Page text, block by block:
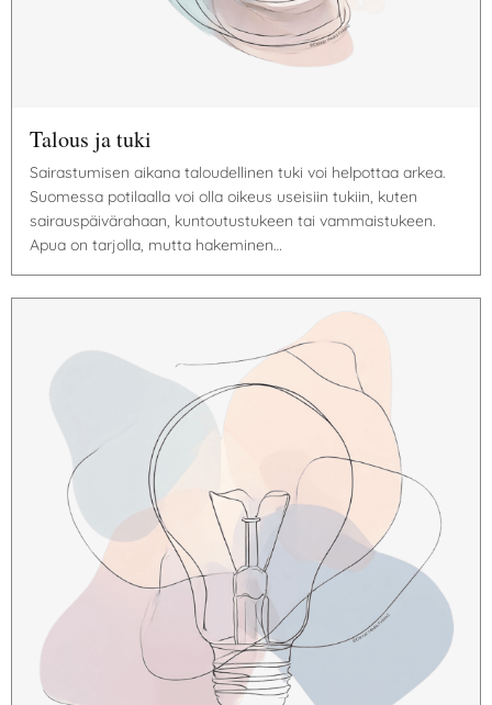
Talous ja tuki
Sairastumisen aikana taloudellinen tuki voi helpottaa arkea.
Suomessa potilaalla voi olla oikeus useisiin tukiin, kuten
sairauspäivärahaan, kuntoutustukeen tai vammaistukeen.
Apua on tarjolla, mutta hakeminen…